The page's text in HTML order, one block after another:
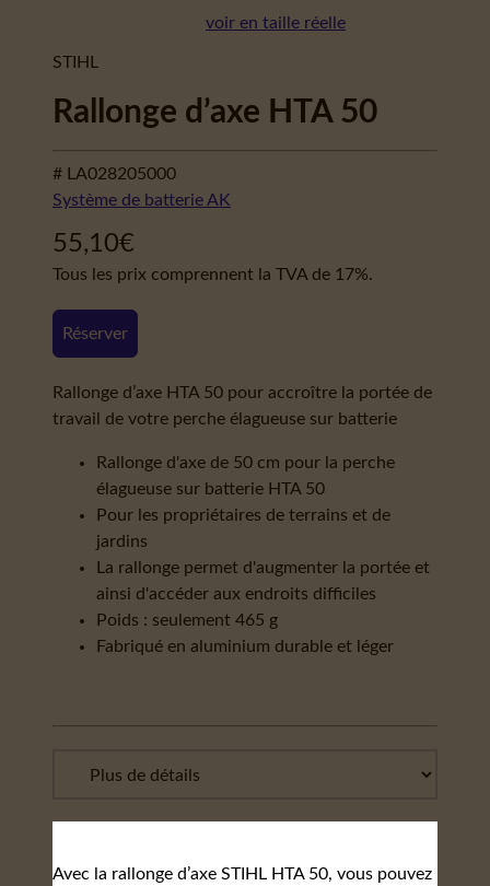
voir en taille réelle
STIHL
Rallonge d’axe HTA 50
# LA028205000
Système de batterie AK
55,10€
Tous les prix comprennent la TVA de 17%.
Réserver
Rallonge d’axe HTA 50 pour accroître la portée de
travail de votre perche élagueuse sur batterie
Rallonge d'axe de 50 cm pour la perche
élagueuse sur batterie HTA 50
Pour les propriétaires de terrains et de
jardins
La rallonge permet d'augmenter la portée et
ainsi d'accéder aux endroits difficiles
Poids : seulement 465 g
Fabriqué en aluminium durable et léger
Avec la rallonge d’axe STIHL HTA 50, vous pouvez